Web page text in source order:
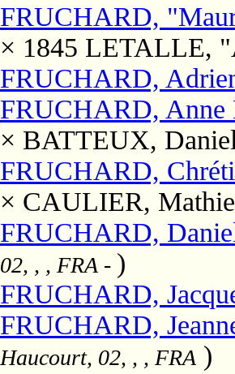
FRUCHARD,
× 1845 LETALLE,
FRUCHARD,
FRUCHARD, Anne
× BATTEUX,
FRUCHARD,
× CAULIER,
FRUCHARD,
02, , , FRA - )
FRUCHARD,
FRUCHARD,
Haucourt, 02, , , FRA )